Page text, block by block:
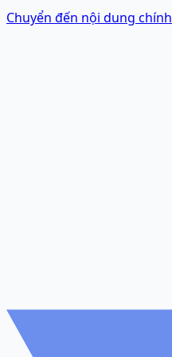
Chuyển đến nội dung chính